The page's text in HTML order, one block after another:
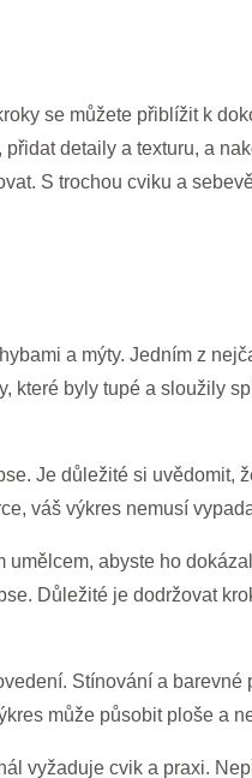
se můžete přiblížit k
detaily a texturu, a
S trochou cviku a
a mýty. Jedním z
které byly tupé a sloužily
Je důležité si uvědomit,
váš výkres nemusí
abyste ho
Důležité je dodržovat
Stínování a
může působit ploše a
vyžaduje cvik a praxi.